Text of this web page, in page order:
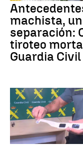
machista,
separación:
tiroteo
Guardia